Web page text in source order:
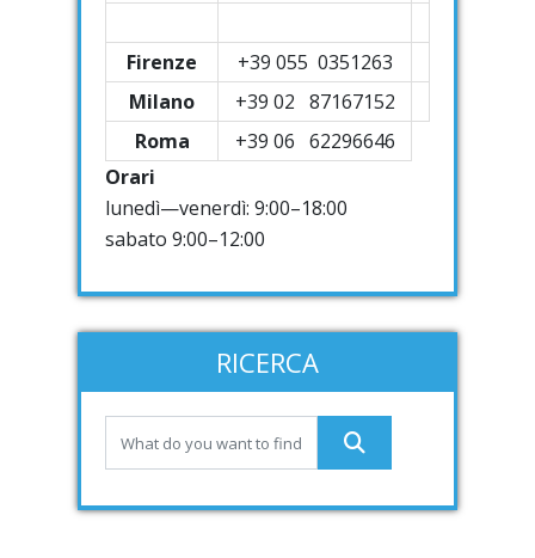
Firenze +39 055 0351263
Milano
+39 02 87167152
Roma
+39 06 62296646
Orari
lunedì—venerdì: 9:00–18:00
sabato 9:00–12:00
RICERCA